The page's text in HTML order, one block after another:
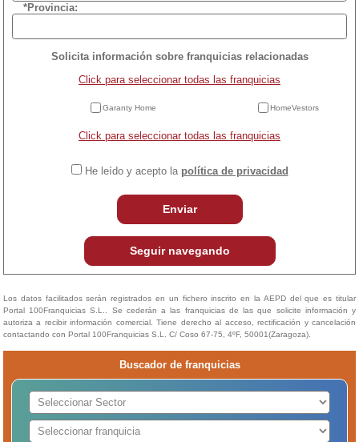
*Provincia:
Solicita información sobre franquicias relacionadas
Click para seleccionar todas las franquicias
Garanty Home HomeVestors
Click para seleccionar todas las franquicias
He leído y acepto la política de privacidad
Enviar
Seguir navegando
Los datos facilitados serán registrados en un fichero inscrito en la AEPD del que es titular
Portal 100Franquicias S.L.. Se cederán a las franquicias de las que solicite información y
autoriza a recibir información comercial. Tiene derecho al acceso, rectificación y cancelación
contactando con Portal 100Franquicias S.L. C/ Coso 67-75, 4ºF, 50001(Zaragoza).
Buscador de franquicias